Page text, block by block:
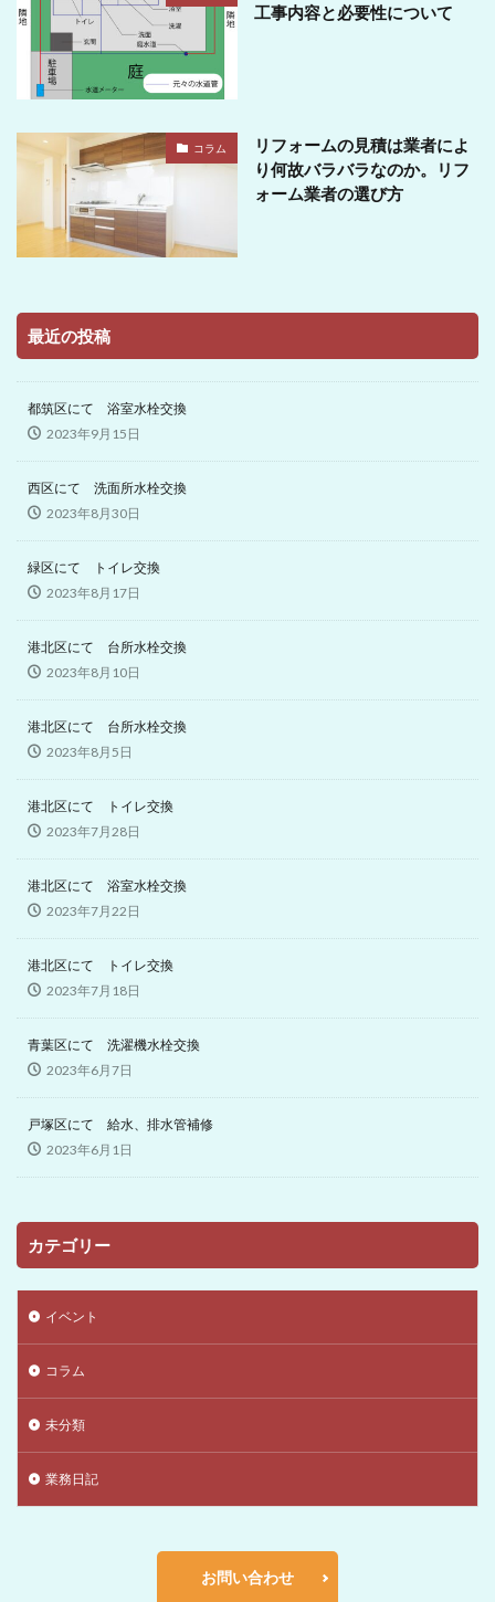
工事内容と必要性について
コラム
リフォームの見積は業者によ
り何故バラバラなのか。リフ
ォーム業者の選び方
最近の投稿
都筑区にて 浴室水栓交換
2023年9月15日
西区にて 洗面所水栓交換
2023年8月30日
緑区にて トイレ交換
2023年8月17日
港北区にて 台所水栓交換
2023年8月10日
港北区にて 台所水栓交換
2023年8月5日
港北区にて トイレ交換
2023年7月28日
港北区にて 浴室水栓交換
2023年7月22日
港北区にて トイレ交換
2023年7月18日
青葉区にて 洗濯機水栓交換
2023年6月7日
戸塚区にて 給水、排水管補修
2023年6月1日
カテゴリー
イベント
コラム
未分類
業務日記
お問い合わせ